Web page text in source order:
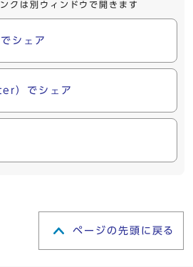
クは別ウィンドウで開きます
シェア
）でシェア
ページの先頭に戻る